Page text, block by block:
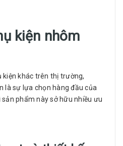
kiện nhôm
kiện khác trên thị trường,
là sự lựa chọn hàng đầu của
phẩm này sở hữu nhiều ưu